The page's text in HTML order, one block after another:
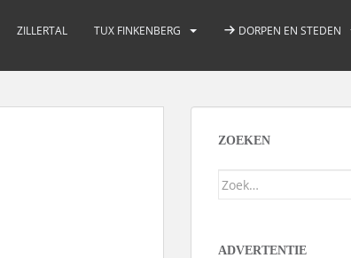
ZILLERTAL TUX FINKENBERG DORPEN EN STEDEN
ZOEKEN
Zoek
ADVERTENTIE